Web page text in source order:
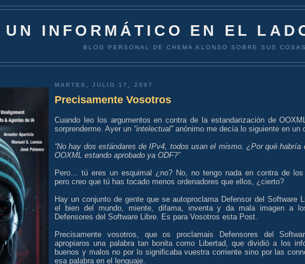
UN INFORMÁTICO EN EL
BLOG PERSONAL DE CHEMA ALONSO SOBRE SUS
MARTES, JULIO 17, 2007
Precisamente Vosotros
Cuando leo los argumentos en contra de la estandarización de
sorprenderme. Ayer un “intelectual”anónimo me decía lo siguiente en un
“No hay dos estándares de IPv4, todos usan el mismo. ¿Por qué habría
OOXML estando aprobado ya ODF?”
Pero… tú eres un esquimal ¿no? No, no tengo nada en contra de los
pero creo que tú has tocado menos ordenadores que ellos, ¿cierto?
Hay un conjunto de gente que se autoproclama Defensor del Software
el bien del mundo, miente, difama, inventa y da mala imagen a
Defensores del Software Libre. Es para Vosotros esta Post.
Precisamente vosotros, que os proclamais Defensores del
apropiaros una palabra tan bonita como Libertad, que dividió a los
buenos y malos no por lo significaba vuestra corriente sino por las
esa palabra en el lenguaje.